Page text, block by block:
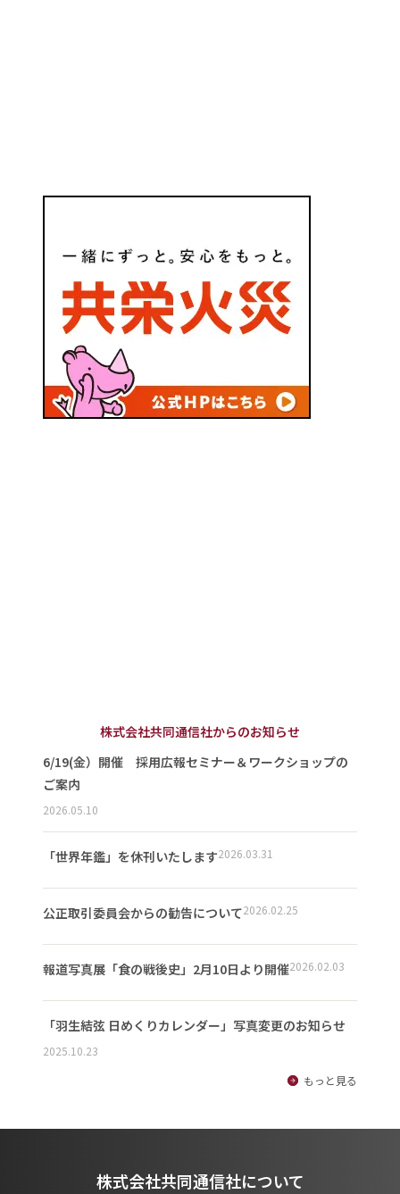
株式会社共同通信社からのお知らせ
6/19(金）開催 採用広報セミナー＆ワークショップの
ご案内
2026.05.10
「世界年鑑」を休刊いたします2026.03.31
公正取引委員会からの勧告について2026.02.25
報道写真展「食の戦後史」2月10日より開催2026.02.03
「羽生結弦 日めくりカレンダー」写真変更のお知らせ
2025.10.23
もっと見る
株式会社共同通信社について